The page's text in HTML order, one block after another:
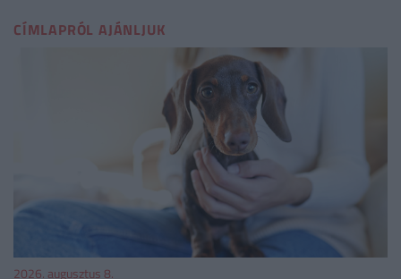
CÍMLAPRÓL AJÁNLJUK
2026. augusztus 8.